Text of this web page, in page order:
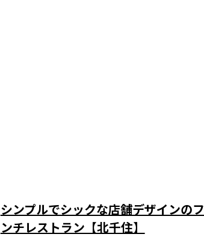
シンプルでシックな店舗デザインの
ンチレストラン【北千住】